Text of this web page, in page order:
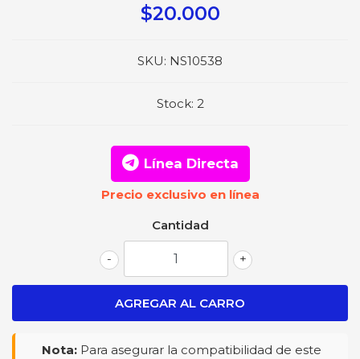
$20.000
SKU: NS10538
Stock: 2
Línea Directa
Precio exclusivo en línea
Cantidad
+
-
Nota: Para asegurar la compatibilidad de este